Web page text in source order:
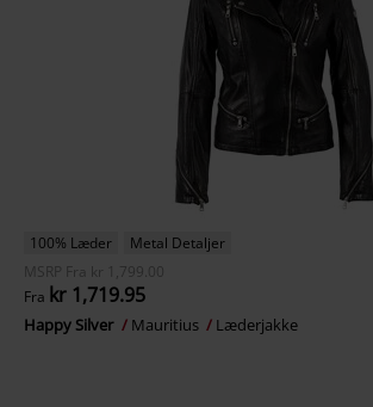
100% Læder
Metal Detaljer
MSRP
Fra kr 1,799.00
Fra kr 1,719.95
Happy Silver Mauritius Læderjakke